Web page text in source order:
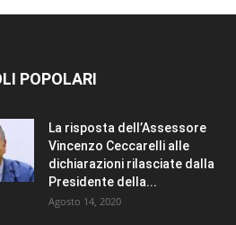
POPOLARI
La risposta dell’Assessore
Vincenzo Ceccarelli alle
dichiarazioni rilasciate dalla
Presidente della...
Agosto 14, 2020